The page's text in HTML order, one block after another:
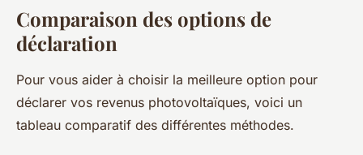
Comparaison des options de
déclaration
Pour vous aider à choisir la meilleure option pour
déclarer vos revenus photovoltaïques, voici un
tableau comparatif des différentes méthodes.